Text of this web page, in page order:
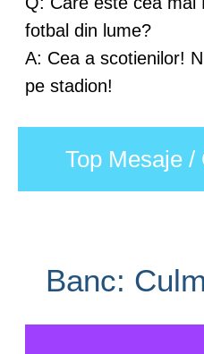
fotbal din lume?
A: Cea a scotienilor!
pe stadion!
Top Mesaje /
Banc: